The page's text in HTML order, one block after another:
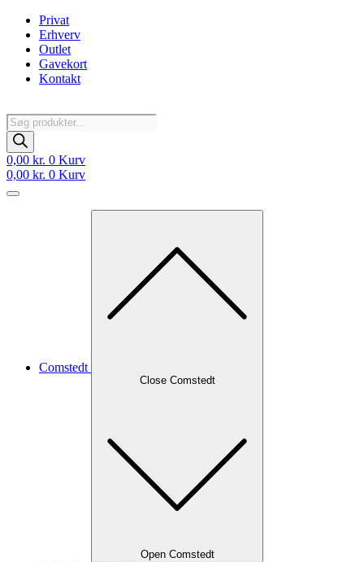
Videre
indhold
Privat
Erhverv
Outlet
Gavekort
Kontakt
Products
search
0,00 kr. 0 Kurv
0,00 kr. 0 Kurv
Comstedt
Close Comstedt
Open Comstedt